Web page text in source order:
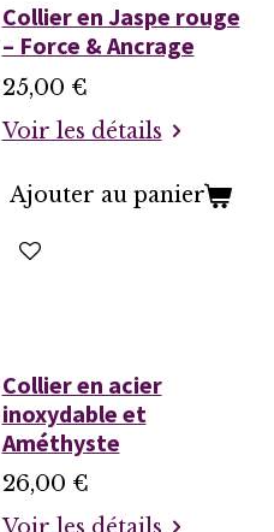
Collier en Jaspe rouge
– Force & Ancrage
25,00 €
Voir les détails
Ajouter au panier
Collier en acier
inoxydable et
Améthyste
26,00 €